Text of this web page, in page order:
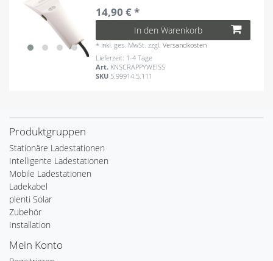
14,90 € *
In den Warenkorb
* inkl. ges. MwSt. zzgl.Versandkosten
Lieferzeit: 1-4 Tage
Art. KNSCRAPPYWEISS
SKU 5.99914.5.111
Produktgruppen
Stationäre Ladestationen
Intelligente Ladestationen
Mobile Ladestationen
Ladekabel
plenti Solar
Zubehör
Installation
Mein Konto